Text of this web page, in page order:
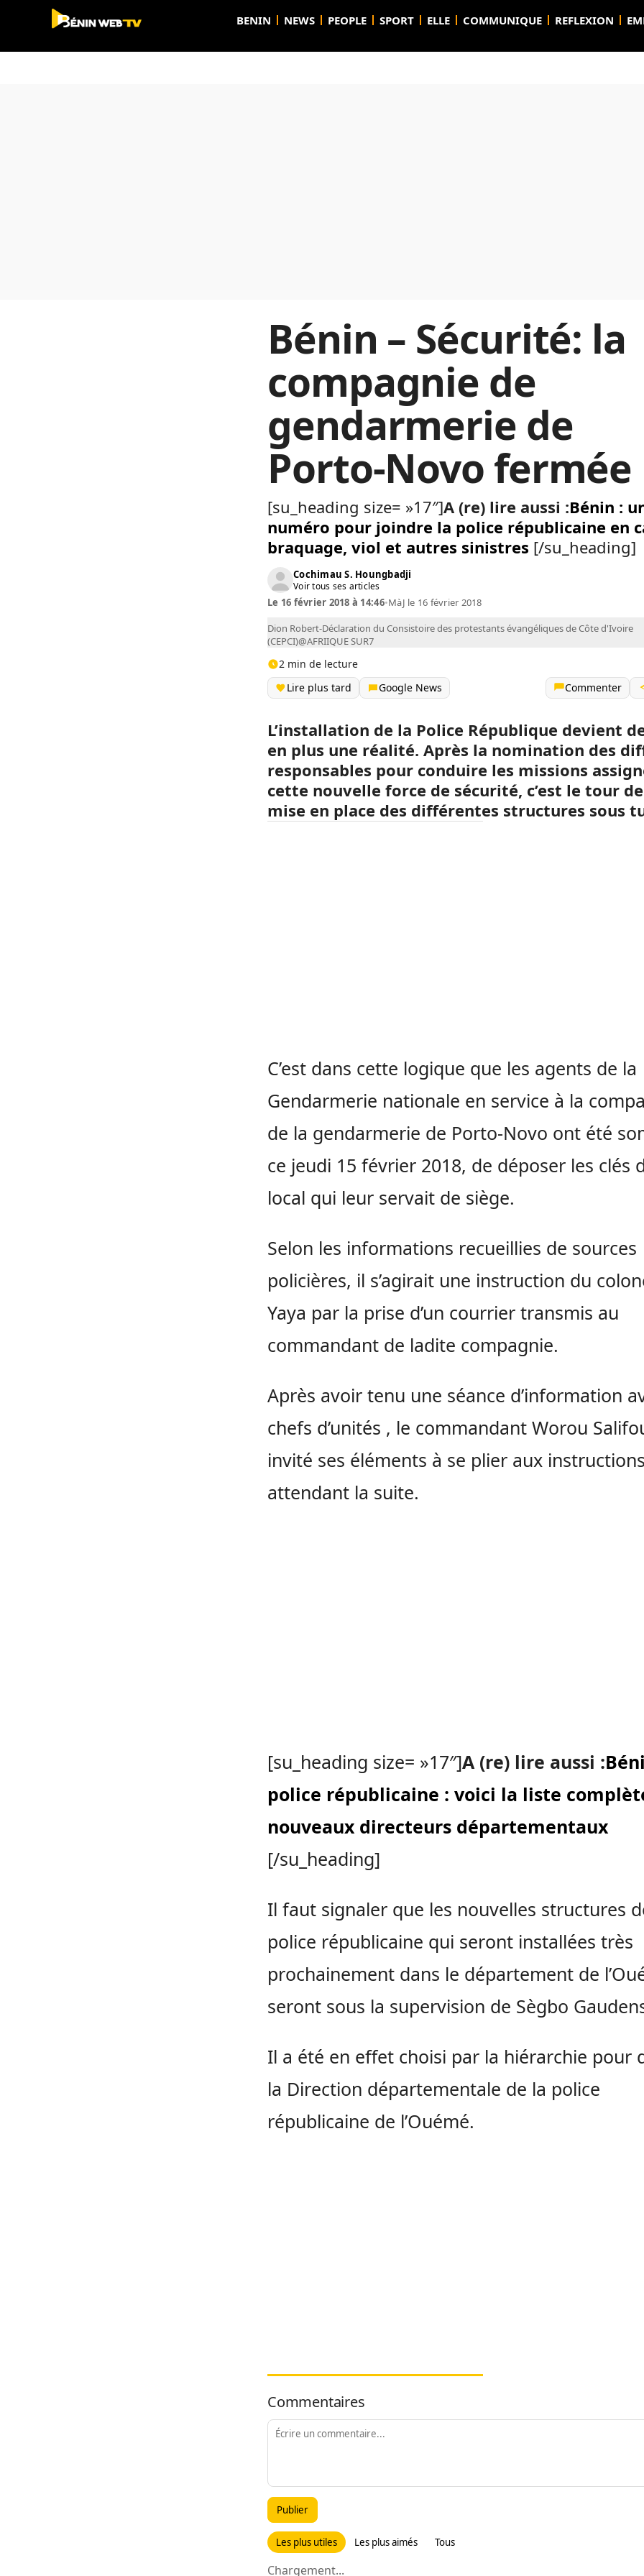
BENIN NEWS PEOPLE SPORT ELLE COMMUNIQUE REFLEXION
Bénin – Sécurité: la
compagnie de
gendarmerie de
Porto-Novo fermée
[su_heading size= »17″]A (re) lire aussi :Bénin :
numéro pour joindre la police républicaine en
braquage, viol et autres sinistres [/su_heading]
Cochimau S. Houngbadji
Voir tous ses articles
Le 16 février 2018 à 14:46•MàJ le 16 février 2018
Dion Robert-Déclaration du Consistoire des protestants évangéliques de Côte d'Ivoire
(CEPCI)@AFRIIQUE SUR7
2 min de lecture
Lire plus tard
Google News Commenter
L’installation de la Police République devient
en plus une réalité. Après la nomination des
responsables pour conduire les missions
cette nouvelle force de sécurité, c’est le tour
mise en place des différentes structures sous
C’est dans cette logique que les agents de la
Gendarmerie nationale en service à la
de la gendarmerie de Porto-Novo ont été
ce jeudi 15 février 2018, de déposer les clés
local qui leur servait de siège.
Selon les informations recueillies de sources
policières, il s’agirait une instruction du
Yaya par la prise d’un courrier transmis au
commandant de ladite compagnie.
Après avoir tenu une séance d’information
chefs d’unités , le commandant Worou
invité ses éléments à se plier aux
attendant la suite.
[su_heading size= »17″]A (re) lire aussi :
police républicaine : voici la liste
nouveaux directeurs départementaux
[/su_heading]
Il faut signaler que les nouvelles structures
police républicaine qui seront installées très
prochainement dans le département de
seront sous la supervision de Sègbo
Il a été en effet choisi par la hiérarchie pour
la Direction départementale de la police
républicaine de l’Ouémé.
Commentaires
Publier
Les plus utiles Les plus aimés Tous
Chargement...